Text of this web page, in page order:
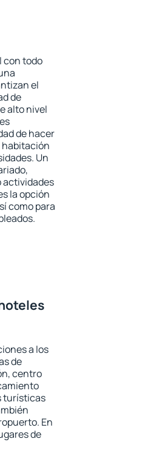
con todo
el
de
alto nivel
de hacer
habitación
Un
actividades
la opción
como para
a los
de
centro
turísticas
En
de